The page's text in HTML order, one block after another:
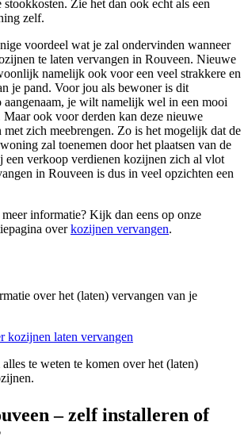
stookkosten. Zie het dan ook echt als een
zelf.
voordeel wat je zal ondervinden wanneer
te laten vervangen in Rouveen. Nieuwe
namelijk ook voor een veel strakkere en
je pand. Voor jou als bewoner is dit
je wilt namelijk wel in een mooi
ook voor derden kan deze nieuwe
zich meebrengen. Zo is het mogelijk dat de
zal toenemen door het plaatsen van de
verkoop verdienen kozijnen zich al vlot
in Rouveen is dus in veel opzichten een
informatie? Kijk dan eens op onze
overkozijnen vervangen.
over het (laten) vervangen van je
kozijnen laten vervangen
te weten te komen over het (laten)
– zelf installeren of